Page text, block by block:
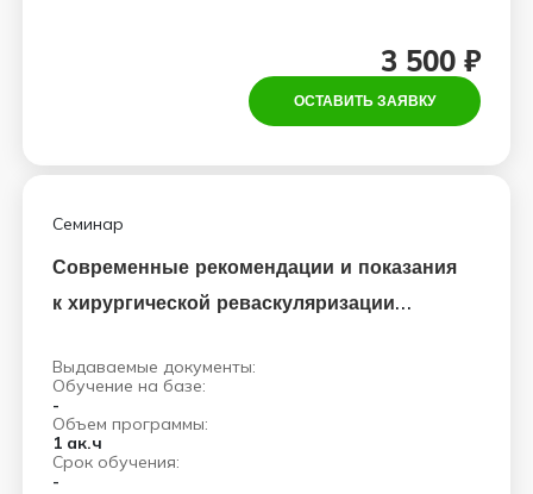
3 500 ₽
ОСТАВИТЬ ЗАЯВКУ
Семинар
Современные рекомендации и показания
к хирургической реваскуляризации
Выдаваемые документы:
Обучение на базе:
-
Объем программы:
1 ак.ч
Срок обучения:
-